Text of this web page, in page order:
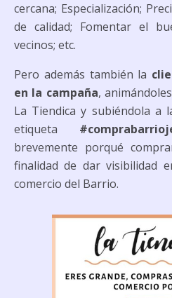
cercana; Especialización;
de calidad; Fomentar el
vecinos; etc.
Pero además también la
en la campaña,
La Tiendica y subiéndola a
etiqueta
brevemente porqué
finalidad de dar visibilidad
comercio del Barrio.